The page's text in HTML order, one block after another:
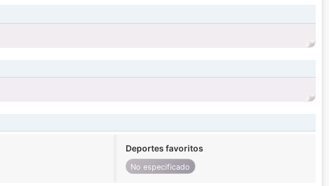
Deportes favoritos
No especificado